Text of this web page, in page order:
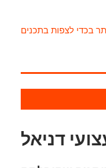
בכדי לצפות בתכנים
דניאל